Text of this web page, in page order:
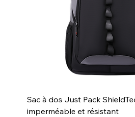
Sac à dos Just Pack
imperméable et résistant